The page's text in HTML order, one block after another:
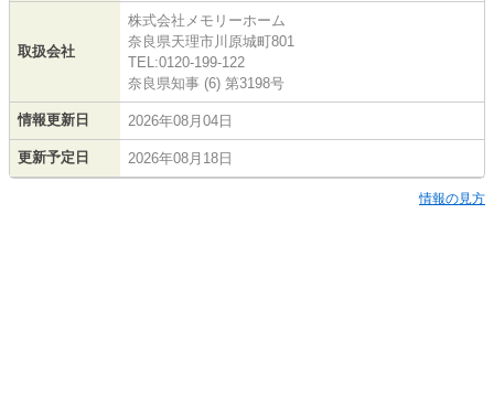
取扱会社
株式会社メモリーホーム
奈良県天理市川原城町801
TEL:0120-199-122
奈良県知事 (6) 第3198号
情報更新日 2026年08月04日
更新予定日 2026年08月18日
情報の見方